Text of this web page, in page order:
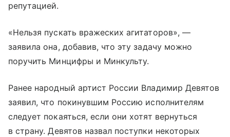
репутацией.
«Нельзя пускать вражеских агитаторов», —
заявила она, добавив, что эту задачу можно
поручить Минцифры и Минкульту.
Ранее народный артист России Владимир Девятов
заявил, что покинувшим Россию исполнителям
следует покаяться, если они хотят вернуться
в страну. Девятов назвал поступки некоторых